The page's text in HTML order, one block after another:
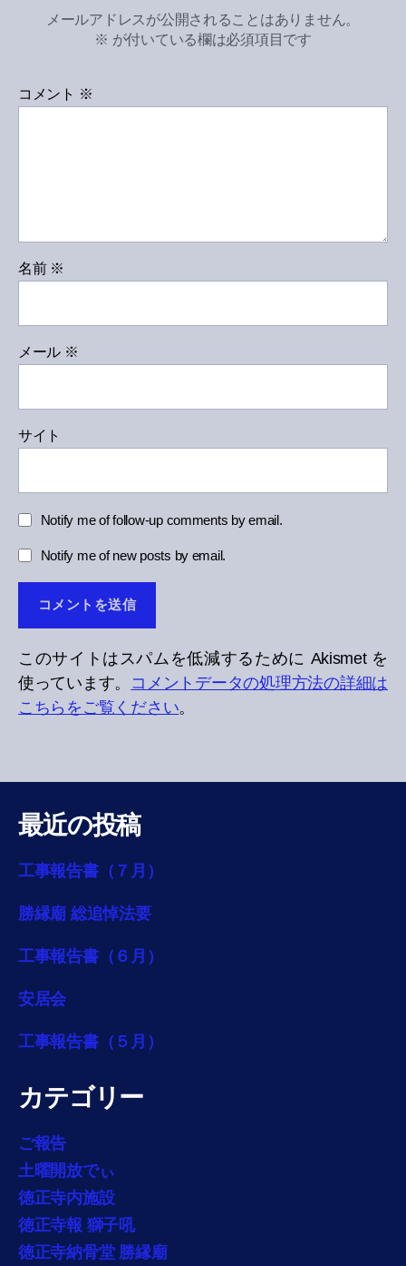
メールアドレスが公開されることはありません。
※ が付いている欄は必須項目です
コメント ※
名前 ※
メール ※
サイト
Notify me of follow-up comments by email.
Notify me of new posts by email.
このサイトはスパムを低減するために Akismet を
使っています。 コメントデータの処理方法の詳細は
こちらをご覧ください。
最近の投稿
工事報告書（７月）
勝縁廟 総追悼法要
工事報告書（６月）
安居会
工事報告書（５月）
カテゴリー
ご報告
土曜開放でぃ
徳正寺内施設
徳正寺報 獅子吼
徳正寺納骨堂 勝縁廟